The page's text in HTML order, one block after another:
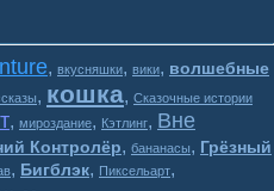
, вкусняшки, вики, волшебные
, кошка, Сказочные истории
, мироздание, Кэтлинг, Вне
Контролёр, бананасы, Грёзный
, Бигблэк, Пиксельарт,